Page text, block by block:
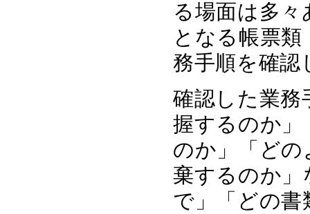
る場面は多
となる帳票
務手順を確認
確認した業務
握するのか
のか」「ど
棄するのか」
で」「どの書